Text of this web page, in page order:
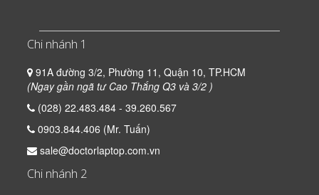
Chi nhánh 1
91A đường 3/2, Phường 11, Quận 10, TP.HCM
(Ngay gần ngã tư Cao Thắng Q3 và 3/2 )
(028) 22.483.484 - 39.260.567
0903.844.406 (Mr. Tuấn)
sale@doctorlaptop.com.vn
Chi nhánh 2